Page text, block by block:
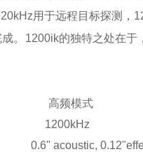
用于远程目标探测，
。1200ik的独特之处在
频模式
acoustic,